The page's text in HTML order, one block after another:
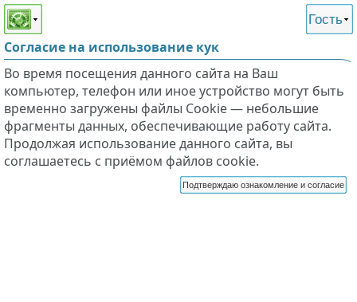
Этот сайт поддерживает
слабовидящих
Гость
Согласие на использование кук
Во время посещения данного сайта на Ваш
компьютер, телефон или иное устройство могут быть
временно загружены файлы Cookie — небольшие
фрагменты данных, обеспечивающие работу сайта.
Продолжая использование данного сайта, вы
соглашаетесь с приёмом файлов cookie.
Подтверждаю ознакомление и согласие